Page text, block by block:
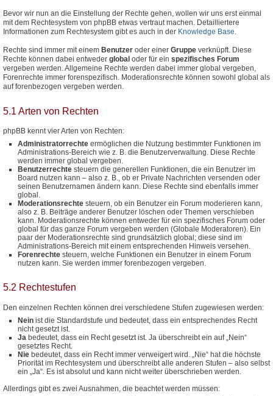
Bevor wir nun an die Einstellung der Rechte gehen, wollen wir uns erst einmal
mit dem Rechtesystem von phpBB etwas vertraut machen. Detailliertere
Informationen zum Rechtesystem gibt es auch in der Knowledge Base.
Rechte sind immer mit einem Benutzer oder einer Gruppe verknüpft. Diese
Rechte können dabei entweder global oder für ein spezifisches Forum
vergeben werden. Allgemeine Rechte werden dabei immer global vergeben,
Forenrechte immer forenspezifisch. Moderationsrechte können sowohl global als
auf forenbezogen vergeben werden.
5.1 Arten von Rechten
phpBB kennt vier Arten von Rechten:
Administratorrechte ermöglichen die Nutzung bestimmter Funktionen im
Administrations-Bereich wie z. B. die Benutzerverwaltung. Diese Rechte
werden immer global vergeben.
Benutzerrechte steuern die generellen Funktionen, die ein Benutzer im
Board nutzen kann – also z. B., ob er Private Nachrichten versenden oder
seinen Benutzernamen ändern kann. Diese Rechte sind ebenfalls immer
global.
Moderationsrechte steuern, ob ein Benutzer ein Forum moderieren kann,
also z. B. Beiträge anderer Benutzer löschen oder Themen verschieben
kann. Moderationsrechte können entweder für ein spezifisches Forum oder
global für das ganze Forum vergeben werden (Globale Moderatoren). Ein
paar der Moderationsrechte sind grundsätzlich global; diese sind im
Administrations-Bereich mit einem entsprechenden Hinweis versehen.
Forenrechte steuern, welche Funktionen ein Benutzer in einem Forum
nutzen kann. Sie werden immer forenbezogen vergeben.
5.2 Rechtestufen
Den einzelnen Rechten können drei verschiedene Stufen zugewiesen werden:
Nein ist die Standardstufe und bedeutet, dass ein entsprechendes Recht
nicht gesetzt ist.
Ja bedeutet, dass ein Recht gesetzt ist. Ja überschreibt ein auf „Nein“
gesetztes Recht.
Nie bedeutet, dass ein Recht immer verweigert wird. „Nie“ hat die höchste
Priorität im Rechtesystem und überschreibt alle anderen Stufen – also selbst
ein „Ja“. Es ist absolut und kann nicht weiter überschrieben werden.
Allerdings gibt es zwei Ausnahmen, die beachtet werden müssen: